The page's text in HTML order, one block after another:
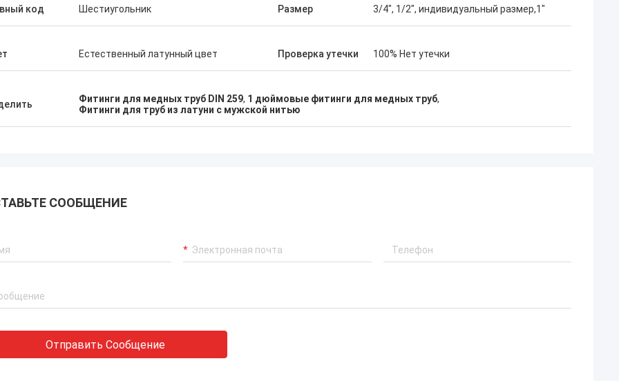
код Шестиугольник Размер 3/4", 1/2", индивидуальный размер,1"
Естественный латунный цвет Проверка утечки 100% Нет утечки
Фитинги для медных труб DIN 259, 1 дюймовые фитинги для медных труб,
Фитинги для труб из латуни с мужской нитью
СООБЩЕНИЕ
Отправить Сообщение